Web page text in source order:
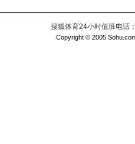
搜狐体育24小时值班电话
Copyright © 2005